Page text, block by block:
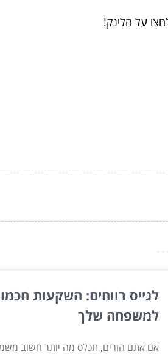
על הלינק!
לגייס רווחים: השקעות
למשפחה שלך
אם אתם הורים, תכלס מה יותר חשוב